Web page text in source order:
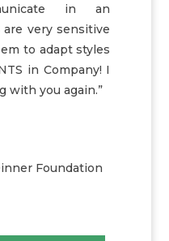
in an
very sensitive
to adapt styles
in Company! I
with you again.”
Foundation